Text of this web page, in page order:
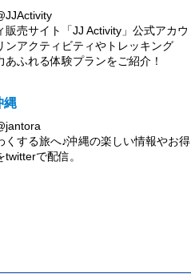
販売サイト「JJ Activity」公式アカウ
ンアクティビティやトレッキング
あふれる体験プランをご紹介！
縄
くする旅へ♪沖縄の楽しい情報やお得
で配信。